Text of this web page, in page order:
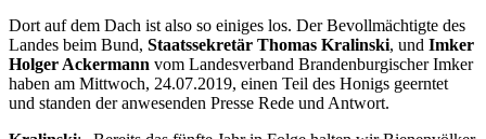
Dort auf dem Dach ist also so einiges los. Der Bevollmächtigte des
Landes beim Bund, Staatssekretär Thomas Kralinski, und Imker
Holger Ackermann vom Landesverband Brandenburgischer Imker
haben am Mittwoch, 24.07.2019, einen Teil des Honigs geerntet
und standen der anwesenden Presse Rede und Antwort.